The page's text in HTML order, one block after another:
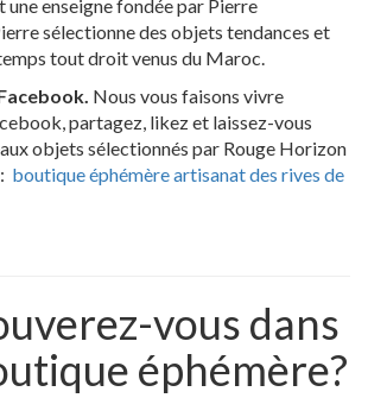
une enseigne fondée par Pierre
sélectionne des objets tendances et
tout droit venus du Maroc.
Nous vous faisons vivre
partagez, likez et laissez-vous
objets sélectionnés par Rouge Horizon
boutique éphémère artisanat des rives de
vous dans
éphémère?